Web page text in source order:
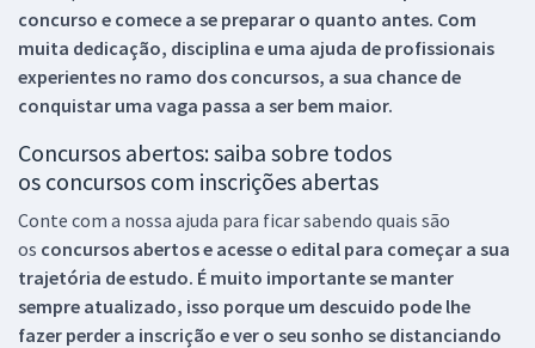
concurso e comece a se preparar o quanto antes. Com
muita dedicação, disciplina e uma ajuda de profissionais
experientes no ramo dos concursos, a sua chance de
conquistar uma vaga passa a ser bem maior.
Concursos abertos: saiba sobre todos
os concursos com inscrições abertas
Conte com a nossa ajuda para ficar sabendo quais são
os concursos abertos e acesse o edital para começar a sua
trajetória de estudo. É muito importante se manter
sempre atualizado, isso porque um descuido pode lhe
fazer perder a inscrição e ver o seu sonho se distanciando